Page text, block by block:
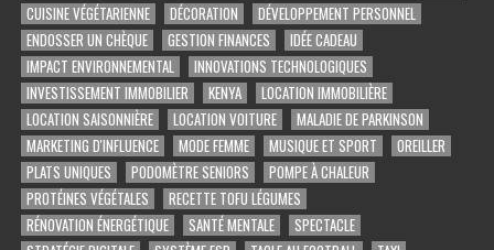
CUISINE VÉGÉTARIENNE
DÉCORATION
DÉVELOPPEMENT PERSONNEL
ENDOSSER UN CHÈQUE
GESTION FINANCES
IDÉE CADEAU
IMPACT ENVIRONNEMENTAL
INNOVATIONS TECHNOLOGIQUES
INVESTISSEMENT IMMOBILIER
KENYA
LOCATION IMMOBILIÈRE
LOCATION SAISONNIÈRE
LOCATION VOITURE
MALADIE DE PARKINSON
MARKETING D'INFLUENCE
MODE FEMME MUSIQUE ET SPORT
OREILLER
PLATS UNIQUES
PODOMÈTRE SENIORS
POMPE À CHALEUR
PROTÉINES VÉGÉTALES
RECETTE TOFU LÉGUMES
RÉNOVATION ÉNERGÉTIQUE
SANTÉ MENTALE
SPECTACLE